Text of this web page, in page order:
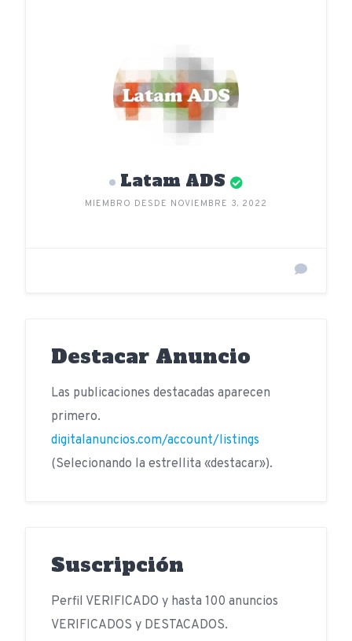
Latam ADS
MIEMBRO DESDE NOVIEMBRE 3, 2022
Destacar Anuncio
Las publicaciones destacadas aparecen
primero.
digitalanuncios.com/account/listings
(Selecionando la estrellita «destacar»).
Suscripción
Perfil VERIFICADO y hasta 100 anuncios
VERIFICADOS y DESTACADOS.